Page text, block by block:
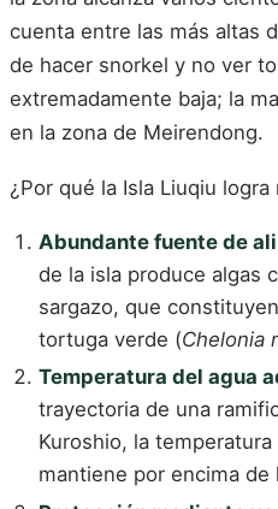
cuenta entre las más altas
de hacer snorkel y no ver
extremadamente baja; la
en la zona de Meirendong.
¿Por qué la Isla Liuqiu
Abundante fuente de
de la isla produce algas
sargazo, que
tortuga verde (Chelonia
Temperatura del agua
trayectoria de una
Kuroshio, la
mantiene por encima de